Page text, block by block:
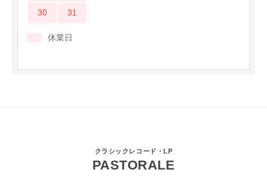
30 31
休業日
クラシックレコード・LP
PASTORALE